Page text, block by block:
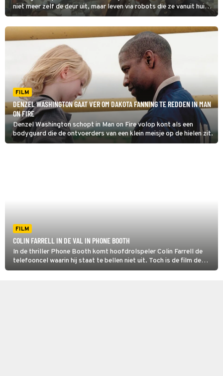
niet meer zelf de deur uit, maar leven via robots die ze vanuit huis
besturen.
FILM
DENZEL WASHINGTON GAAT VER OM DAKOTA FANNING TE REDDEN IN MAN
ON FIRE
Denzel Washington schopt in Man on Fire volop kont als een
bodyguard die de ontvoerders van een klein meisje op de hielen zit.
FILM
COLIN FARRELL IN DE VAL IN PHONE BOOTH
In de thriller Phone Booth komt hoofdrolspeler Colin Farrell de
telefooncel waarin hij staat te bellen niet uit. Toch is de film de
hele tijd bloedspannend.